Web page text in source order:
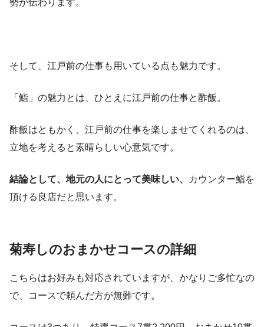
勢が伝わります。
そして、江戸前の仕事も用いている点も魅力です。
「鮨」の魅力とは、ひとえに江戸前の仕事と酢飯。
酢飯はともかく、江戸前の仕事を楽しませてくれるのは、
立地を考えると素晴らしい心意気です。
結論として、地元の人にとって美味しい、
カウンター鮨を
頂ける良店だと思います。
菊寿しのおまかせコースの詳細
こちらはお好みも対応されていますが、かなりご多忙なの
で、コースで頼んだ方が無難です。